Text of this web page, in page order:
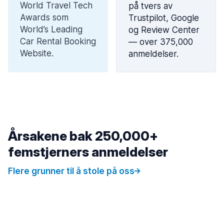
World Travel Tech
Awards som
World’s Leading
Car Rental Booking
Website.
på tvers av
Trustpilot, Google
og Review Center
— over 375,000
anmeldelser.
Årsakene bak 250,000+
femstjerners anmeldelser
Flere grunner til å stole på oss